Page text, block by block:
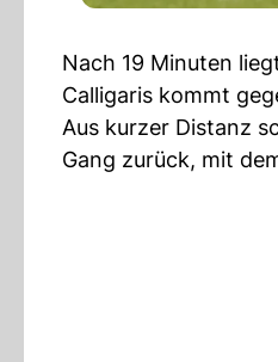
Nach 19 Minuten
Calligaris kommt
Aus kurzer Distanz
Gang zurück, mit